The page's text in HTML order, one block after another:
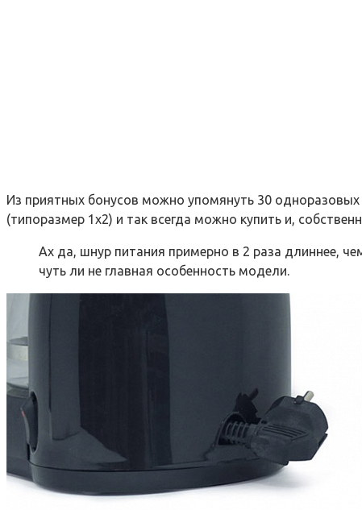
Из приятных бонусов можно упомянуть 30
(типоразмер 1х2) и так всегда можно купить и,
Ах да, шнур питания примерно в 2 раза длиннее,
чуть ли не главная особенность модели.